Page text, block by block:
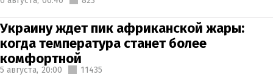
Украину ждет пик африканской жары:
когда температура станет более
комфортной
5 августа, 20:00 11435